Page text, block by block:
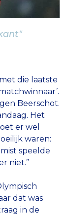
die laatste
Beerschot.
Het
er wel
waren:
speelde
niet.”
dat was
in de